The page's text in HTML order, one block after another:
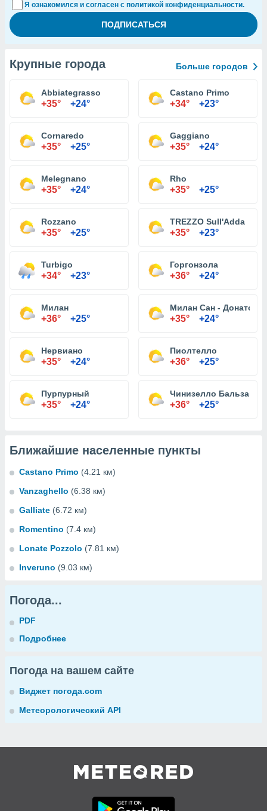
Я ознакомился и согласен с политикой конфиденциальности.
Крупные города Больше городов
Abbiategrasso
+35° +24°
Castano Primo
+34° +23°
Cornaredo
+35° +25°
Gaggiano
+35° +24°
Melegnano
+35° +24°
Rho
+35° +25°
Rozzano
+35° +25°
TREZZO Sull'Adda
+35° +23°
Turbigo
+34° +23°
Горгонзола
+36° +24°
Милан
+36° +25°
Милан Сан - Донато
+35° +24°
Нервиано
+35° +24°
Пиолтелло
+36° +25°
Пурпурный
+35° +24°
Чинизелло Бальзамо
+36° +25°
Ближайшие населенные пункты
Castano Primo (4.21 км)
Vanzaghello (6.38 км)
Galliate (6.72 км)
Romentino (7.4 км)
Lonate Pozzolo (7.81 км)
Inveruno (9.03 км)
Погода...
PDF
Подробнее
Погода на вашем сайте
Виджет погода.com
Метеорологический API